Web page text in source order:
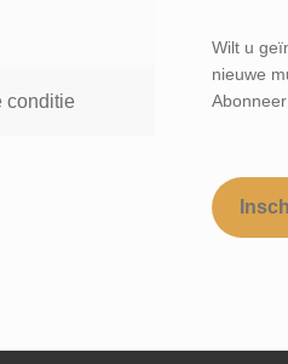
conditie
Wilt u
nieuwe